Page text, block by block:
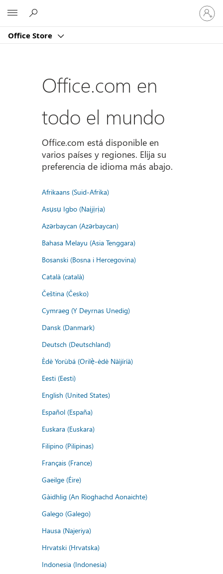
Office Store
Iniciar
sesión
en
cuenta
Office.com en
todo el mundo
Office.com está disponible en
varios países y regiones. Elija su
preferencia de idioma más abajo.
Afrikaans (Suid-Afrika)
Asụsụ Igbo (Naịjịrịa)
Azərbaycan (Azərbaycan)
Bahasa Melayu (Asia Tenggara)
Bosanski (Bosna i Hercegovina)
Català (català)
Čeština (Česko)
Cymraeg (Y Deyrnas Unedig)
Dansk (Danmark)
Deutsch (Deutschland)
Èdè Yorùbá (Orilẹ̀-èdè Nàìjíríà)
Eesti (Eesti)
English (United States)
Español (España)
Euskara (Euskara)
Filipino (Pilipinas)
Français (France)
Gaeilge (Éire)
Gàidhlig (An Rìoghachd Aonaichte)
Galego (Galego)
Hausa (Najeriya)
Hrvatski (Hrvatska)
Indonesia (Indonesia)